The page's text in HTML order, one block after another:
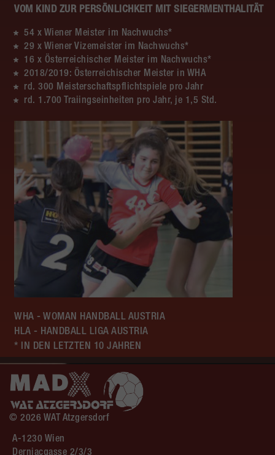
VOM KIND ZUR PERSÖNLICHKEIT MIT SIEGERMENTHALITÄT
54 x Wiener Meister im Nachwuchs*
29 x Wiener Vizemeister im Nachwuchs*
16 x Österreichischer Meister im Nachwuchs*
2018/2019: Österreichischer Meister in WHA
rd. 300 Meisterschaftspflichtspiele pro Jahr
rd. 1.700 Traiingseinheiten pro Jahr, je 1,5 Std.
WHA - WOMAN HANDBALL AUSTRIA
HLA - HANDBALL LIGA AUSTRIA
* IN DEN LETZTEN 10 JAHREN
© 2026 WAT Atzgersdorf
A-1230 Wien